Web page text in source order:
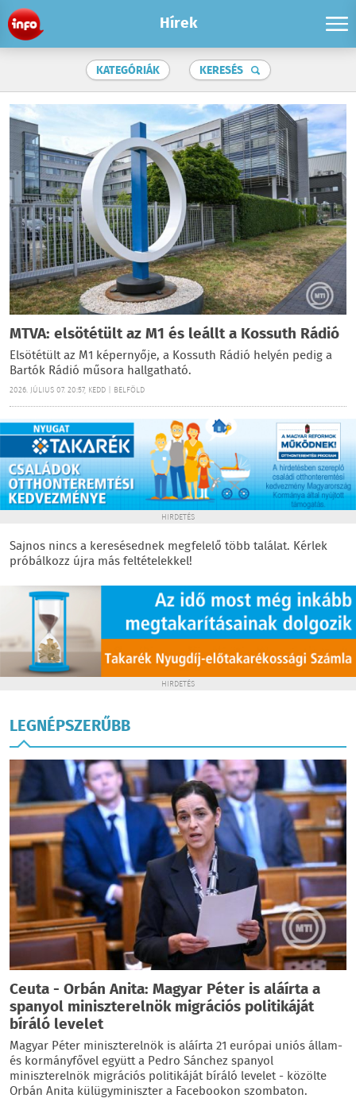
Hírek
KATEGÓRIÁK KERESÉS
MTVA: elsötétült az M1 és leállt a Kossuth Rádió
Elsötétült az M1 képernyője, a Kossuth Rádió helyén pedig a
Bartók Rádió műsora hallgatható.
2026. JÚLIUS 07. 20:57, KEDD | BELFÖLD
HIRDETÉS
Sajnos nincs a keresésednek megfelelő több találat. Kérlek
próbálkozz újra más feltételekkel!
HIRDETÉS
LEGNÉPSZERŰBB
Ceuta - Orbán Anita: Magyar Péter is aláírta a
spanyol miniszterelnök migrációs politikáját
bíráló levelet
Magyar Péter miniszterelnök is aláírta 21 európai uniós állam-
és kormányfővel együtt a Pedro Sánchez spanyol
miniszterelnök migrációs politikáját bíráló levelet - közölte
Orbán Anita külügyminiszter a Facebookon szombaton.